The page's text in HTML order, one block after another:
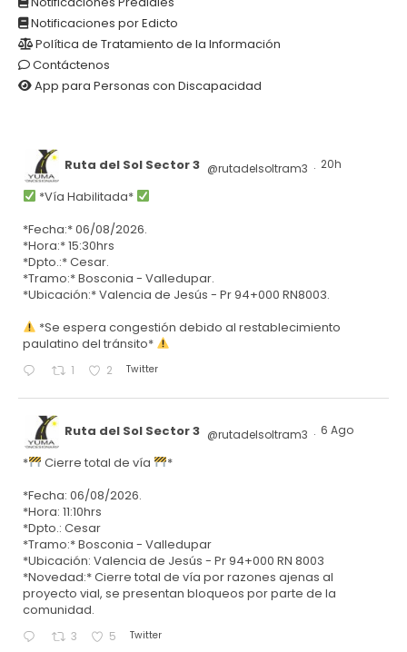
Notificaciones por Edicto
Política de Tratamiento de la Información
Contáctenos
App para Personas con Discapacidad
Ruta del Sol Sector 3 @rutadelsoltram3 · 20h
*Vía Habilitada*
*Fecha:* 06/08/2026.
*Hora:* 15:30hrs
*Dpto.:* Cesar.
*Tramo:* Bosconia - Valledupar.
*Ubicación:* Valencia de Jesús - Pr 94+000 RN8003.
*Se espera congestión debido al restablecimiento
paulatino del tránsito*
1 2 Twitter
Ruta del Sol Sector 3 @rutadelsoltram3 · 6 Ago
* Cierre total de vía
*
*Fecha: 06/08/2026.
*Hora: 11:10hrs
*Dpto.: Cesar
*Tramo:* Bosconia - Valledupar
*Ubicación: Valencia de Jesús - Pr 94+000 RN 8003
*Novedad:* Cierre total de vía por razones ajenas al
proyecto vial, se presentan bloqueos por parte de la
comunidad.
3 5 Twitter